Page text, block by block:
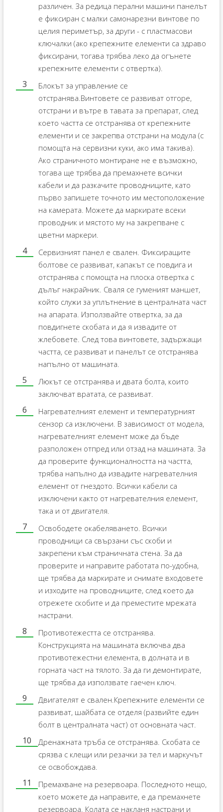
различен. За редица перални машини панелът
е фиксиран с малки самонарезни винтове по
целия периметър, за други - с пластмасови
ключалки (ако крепежните елементи са здраво
фиксирани, тогава трябва леко да огънете
крепежните елементи с отвертка).
Блокът за управление се
отстранява.Винтовете се развиват отгоре,
отстрани и вътре в тавата за препарат, след
което частта се отстранява от крепежните
елементи и се закрепва отстрани на модула (с
помощта на сервизни куки, ако има такива).
Ако страничното монтиране не е възможно,
тогава ще трябва да премахнете всички
кабели и да разкачите проводниците, като
първо запишете точното им местоположение
на камерата. Можете да маркирате всеки
проводник и мястото му на закрепване с
цветни маркери.
Сервизният панел е свален. Фиксиращите
болтове се развиват, капакът се повдига и
отстранява с помощта на плоска отвертка с
дълъг накрайник. Сваля се гуменият маншет,
който служи за уплътнение в централната част
на апарата. Използвайте отвертка, за да
повдигнете скобата и да я извадите от
жлебовете. След това винтовете, задържащи
частта, се развиват и панелът се отстранява
напълно от машината.
Люкът се отстранява и двата болта, които
заключват вратата, се развиват.
Нагревателният елемент и температурният
сензор са изключени. В зависимост от модела,
нагревателният елемент може да бъде
разположен отпред или отзад на машината. За
да проверите функционалността на частта,
трябва напълно да извадите нагревателния
елемент от гнездото. Всички кабели са
изключени както от нагревателния елемент,
така и от двигателя.
Освободете окабеляването. Всички
проводници са свързани със скоби и
закрепени към страничната стена. За да
проверите и направите работата по-удобна,
ще трябва да маркирате и снимате входовете
и изходите на проводниците, след което да
отрежете скобите и да преместите мрежата
настрани.
Противотежестта се отстранява.
Конструкцията на машината включва два
противотежестни елемента, в долната и в
горната част на тялото. За да ги демонтирате,
ще трябва да използвате гаечен ключ.
Двигателят е свален.Крепежните елементи се
развиват, шайбата се отделя (развийте един
болт в централната част) от основната част.
Дренажната тръба се отстранява. Скобата се
срязва с клещи или резачки за тел и маркучът
се освобождава.
Премахване на резервоара. Последното нещо,
което можете да направите, е да премахнете
резервоара. Колата се накланя настрани и